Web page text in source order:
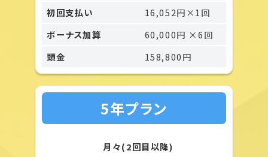
初回支払い
16,052円×1回
ボーナス加算
60,000円 ×6回
頭金
158,800円
5年プラン
月々(2回目以降)